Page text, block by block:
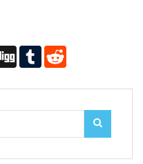
Digg Tumblr